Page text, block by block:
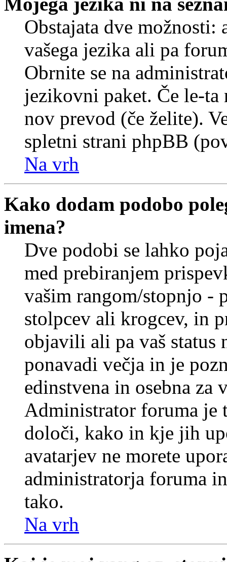
Obstajata dve
vašega jezika ali pa
Obrnite se na
jezikovni paket. Če le-ta
nov prevod (če želite).
spletni strani phpBB
Na vrh
Kako dodam podobo
imena?
Dve podobi se lahko
med prebiranjem
vašim rangom/stopnjo -
stolpcev ali krogcev, in
objavili ali pa vaš status
ponavadi večja in je
edinstvena in osebna za
Administrator foruma je
določi, kako in kje jih
avatarjev ne morete
administratorja foruma
tako.
Na vrh